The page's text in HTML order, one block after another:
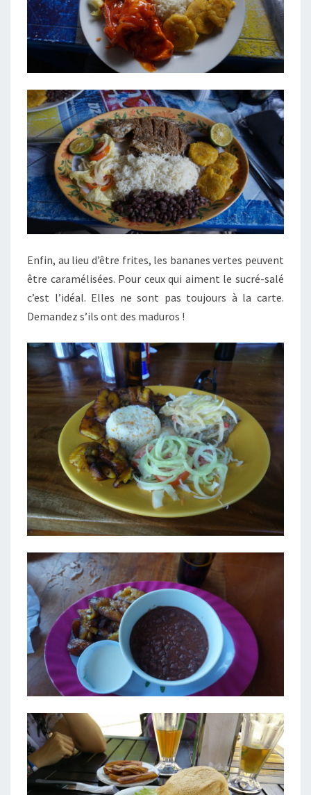
Enfin, au lieu d’être frites, les bananes vertes peuvent
être caramélisées. Pour ceux qui aiment le sucré-salé
c’est l’idéal. Elles ne sont pas toujours à la carte.
Demandez s’ils ont des maduros !